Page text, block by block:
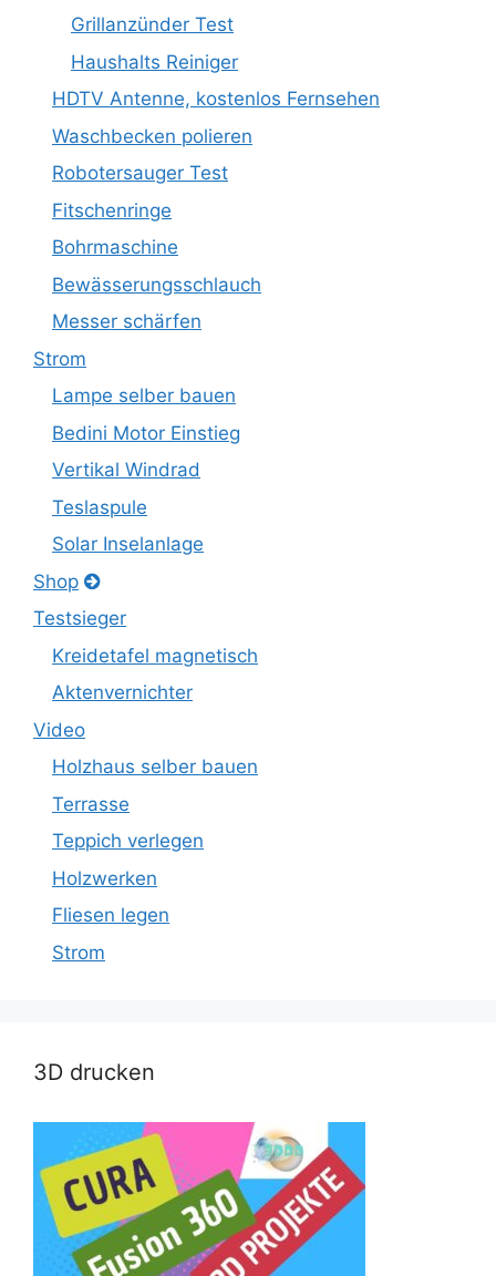
Grillanzünder Test
Haushalts Reiniger
HDTV Antenne, kostenlos Fernsehen
Waschbecken polieren
Robotersauger Test
Fitschenringe
Bohrmaschine
Bewässerungsschlauch
Messer schärfen
Strom
Lampe selber bauen
Bedini Motor Einstieg
Vertikal Windrad
Teslaspule
Solar Inselanlage
Shop
Testsieger
Kreidetafel magnetisch
Aktenvernichter
Video
Holzhaus selber bauen
Terrasse
Teppich verlegen
Holzwerken
Fliesen legen
Strom
3D drucken